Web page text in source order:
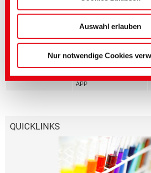
unsererDatenschutzerklärung
Auswahl erlauben
Nur notwendige Cookies
Weiterführende Medien
Resource saving reactive
BEZAKTIV Soaping
Advisor | Optimization of
rinsing processes via
APP
QUICKLINKS